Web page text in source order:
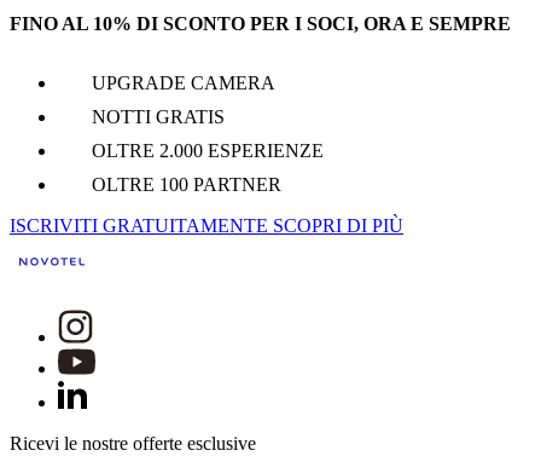
FINO AL 10% DI SCONTO PER I SOCI, ORA E SEMPRE
UPGRADE CAMERA
NOTTI GRATIS
OLTRE 2.000 ESPERIENZE
OLTRE 100 PARTNER
ISCRIVITI GRATUITAMENTE SCOPRI DI PIÙ
Ricevi le nostre offerte esclusive